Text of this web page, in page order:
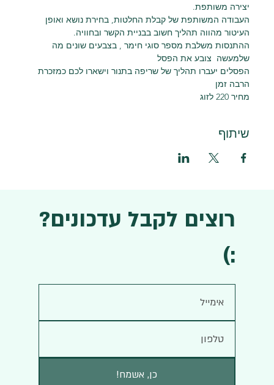
יצירה משותפת.
העבודה המשותפת של קבלת החלטות, בחירת נושא ואופן
העיטור מהווה תהליך חשוב בבניית הקשר ובחוויה.
ההתנסות משלבת מספר סוגי חימר , בצבעים שונים מה
שלמעשה  צובע את הפסל
הפסלים יעברו תהליך של שריפה בתנור וישארו לכם כמזכרת
הרבה זמן
מחיר 220 לזוג
שיתוף
רוצים לקבל עדכונים?
:)
!כן, אשמח